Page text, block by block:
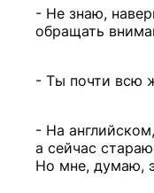
- Не знаю,
обращать
- Ты почти всю
- На
а сейчас
Но мне, думаю,